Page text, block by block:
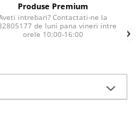
Produse Premium
intrebari? Contactati-ne la
de luni pana vineri intre
orele 10:00-16:00